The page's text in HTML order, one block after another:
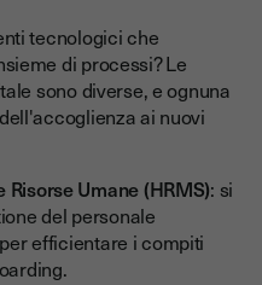
tecnologici che
di processi? Le
sono diverse, e ognuna
ai nuovi
Umane (HRMS): si
del personale
efficientare i compiti